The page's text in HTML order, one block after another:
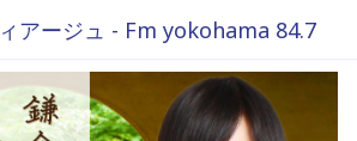
アージュ - Fm yokohama 84.7